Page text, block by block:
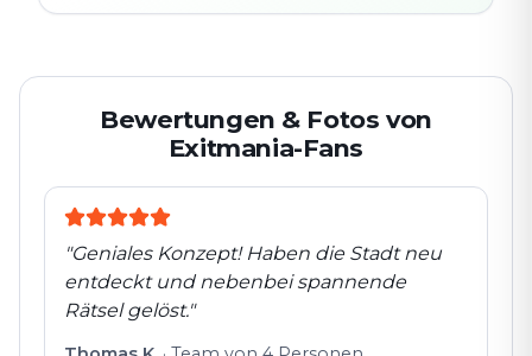
Bewertungen & Fotos von
Exitmania-Fans
"Geniales Konzept! Haben die Stadt neu
entdeckt und nebenbei spannende
Rätsel gelöst."